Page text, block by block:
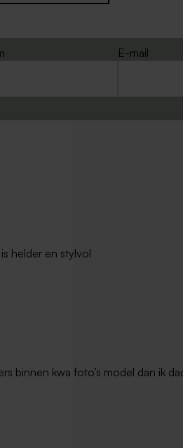
E-mail
helder en stylvol
binnen kwa foto’s model dan ik